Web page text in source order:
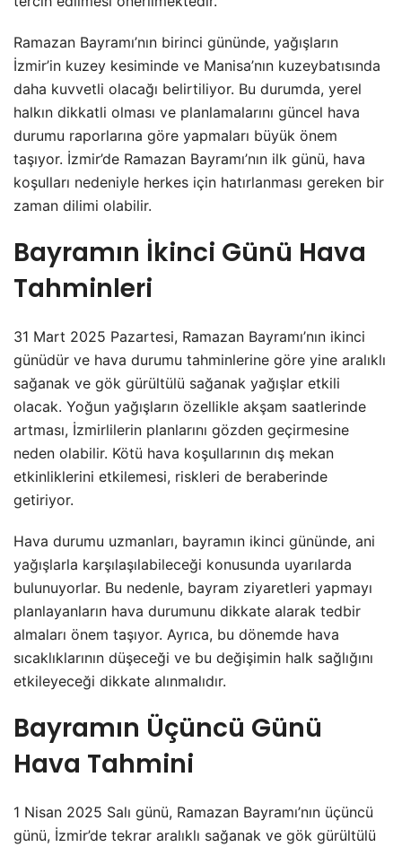
Ramazan Bayramı’nın birinci gününde, yağışların
İzmir’in kuzey kesiminde ve Manisa’nın kuzeybatısında
daha kuvvetli olacağı belirtiliyor. Bu durumda, yerel
halkın dikkatli olması ve planlamalarını güncel hava
durumu raporlarına göre yapmaları büyük önem
taşıyor. İzmir’de Ramazan Bayramı’nın ilk günü, hava
koşulları nedeniyle herkes için hatırlanması gereken bir
zaman dilimi olabilir.
Bayramın İkinci Günü Hava
Tahminleri
31 Mart 2025 Pazartesi, Ramazan Bayramı’nın ikinci
günüdür ve hava durumu tahminlerine göre yine aralıklı
sağanak ve gök gürültülü sağanak yağışlar etkili
olacak. Yoğun yağışların özellikle akşam saatlerinde
artması, İzmirlilerin planlarını gözden geçirmesine
neden olabilir. Kötü hava koşullarının dış mekan
etkinliklerini etkilemesi, riskleri de beraberinde
getiriyor.
Hava durumu uzmanları, bayramın ikinci gününde, ani
yağışlarla karşılaşılabileceği konusunda uyarılarda
bulunuyorlar. Bu nedenle, bayram ziyaretleri yapmayı
planlayanların hava durumunu dikkate alarak tedbir
almaları önem taşıyor. Ayrıca, bu dönemde hava
sıcaklıklarının düşeceği ve bu değişimin halk sağlığını
etkileyeceği dikkate alınmalıdır.
Bayramın Üçüncü Günü
Hava Tahmini
1 Nisan 2025 Salı günü, Ramazan Bayramı’nın üçüncü
günü, İzmir’de tekrar aralıklı sağanak ve gök gürültülü